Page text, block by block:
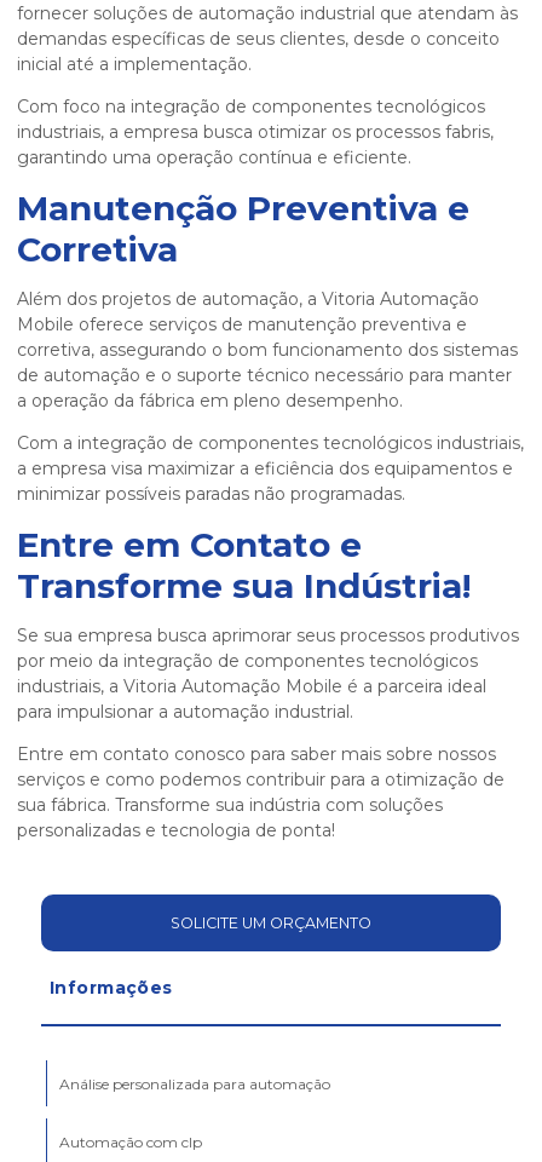
fornecer soluções de automação industrial que atendam às
demandas específicas de seus clientes, desde o conceito
inicial até a implementação.
Com foco na integração de componentes tecnológicos
industriais, a empresa busca otimizar os processos fabris,
garantindo uma operação contínua e eficiente.
Manutenção Preventiva e
Corretiva
Além dos projetos de automação, a Vitoria Automação
Mobile oferece serviços de manutenção preventiva e
corretiva, assegurando o bom funcionamento dos sistemas
de automação e o suporte técnico necessário para manter
a operação da fábrica em pleno desempenho.
Com a integração de componentes tecnológicos industriais,
a empresa visa maximizar a eficiência dos equipamentos e
minimizar possíveis paradas não programadas.
Entre em Contato e
Transforme sua Indústria!
Se sua empresa busca aprimorar seus processos produtivos
por meio da integração de componentes tecnológicos
industriais, a Vitoria Automação Mobile é a parceira ideal
para impulsionar a automação industrial.
Entre em contato conosco para saber mais sobre nossos
serviços e como podemos contribuir para a otimização de
sua fábrica. Transforme sua indústria com soluções
personalizadas e tecnologia de ponta!
SOLICITE UM ORÇAMENTO
Informações
Análise personalizada para automação
Automação com clp